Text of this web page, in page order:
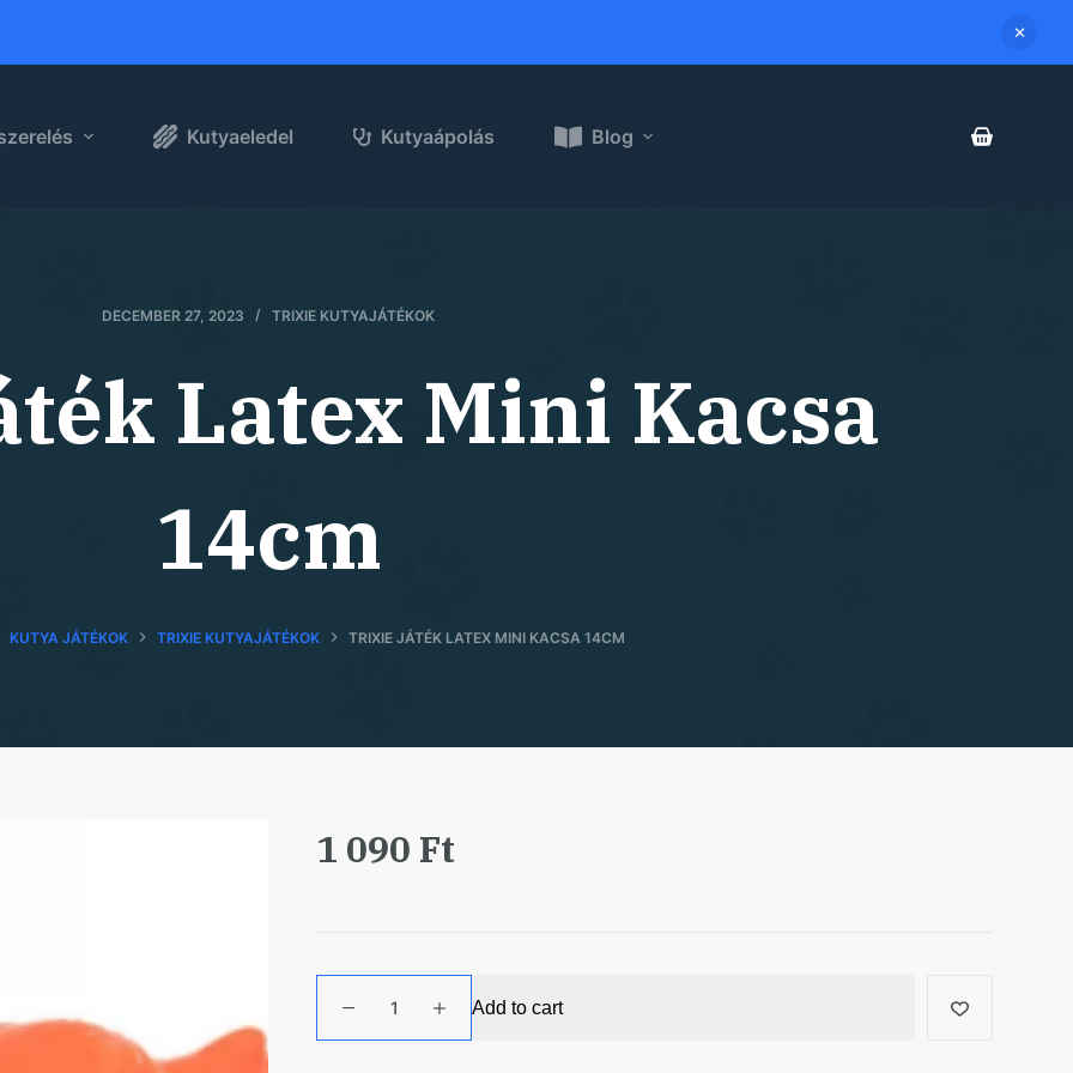
Kutyaeledel Kutyaápolás Blog
DECEMBER 27, 2023 TRIXIE KUTYAJÁTÉKOK
Latex Mini Kacsa
14cm
KUTYA JÁTÉKOK TRIXIE KUTYAJÁTÉKOK TRIXIE JÁTÉK LATEX MINI KACSA 14CM
1 090 Ft
Játék
Latex
Add to cart